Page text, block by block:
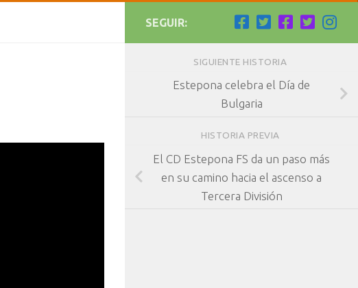
SEGUIR:
SIGUIENTE HISTORIA
Estepona celebra el Día de
Bulgaria
HISTORIA PREVIA
El CD Estepona FS da un paso más
en su camino hacia el ascenso a
Tercera División